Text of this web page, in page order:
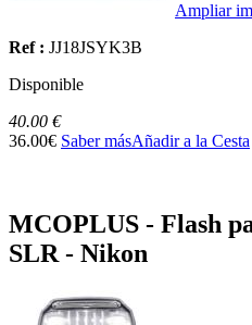
Ampliar
Ref : JJ18JSYK3B
Disponible
40.00 €
36.00€ Saber másAñadir a la Cesta
MCOPLUS - Flash
SLR - Nikon